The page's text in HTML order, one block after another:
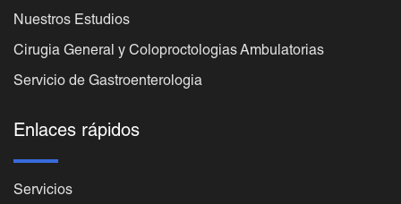
Nuestros Estudios
Cirugia General y Coloproctologias Ambulatorias
Servicio de Gastroenterologia
Enlaces rápidos
Servicios